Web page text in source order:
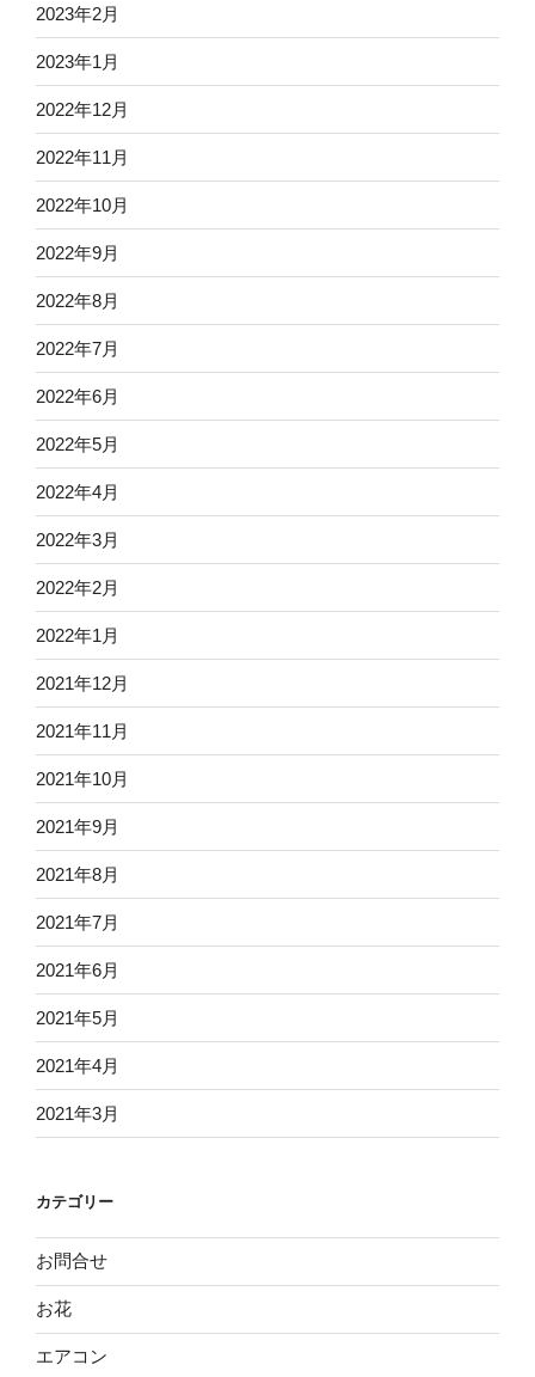
2023年2月
2023年1月
2022年12月
2022年11月
2022年10月
2022年9月
2022年8月
2022年7月
2022年6月
2022年5月
2022年4月
2022年3月
2022年2月
2022年1月
2021年12月
2021年11月
2021年10月
2021年9月
2021年8月
2021年7月
2021年6月
2021年5月
2021年4月
2021年3月
カテゴリー
お問合せ
お花
エアコン